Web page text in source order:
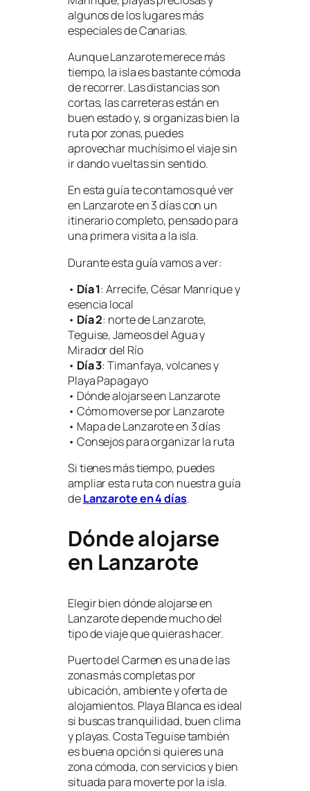
algunos de los lugares más
especiales de Canarias.
Aunque Lanzarote merece más
tiempo, la isla es bastante cómoda
de recorrer. Las distancias son
cortas, las carreteras están en
buen estado y, si organizas bien la
ruta por zonas, puedes
aprovechar muchísimo el viaje sin
ir dando vueltas sin sentido.
En esta guía te contamos qué ver
en Lanzarote en 3 días con un
itinerario completo, pensado para
una primera visita a la isla.
Durante esta guía vamos a ver:
• Día 1: Arrecife, César Manrique y
esencia local
• Día 2: norte de Lanzarote,
Teguise, Jameos del Agua y
Mirador del Río
• Día 3: Timanfaya, volcanes y
Playa Papagayo
• Dónde alojarse en Lanzarote
• Cómo moverse por Lanzarote
• Mapa de Lanzarote en 3 días
• Consejos para organizar la ruta
Si tienes más tiempo, puedes
ampliar esta ruta con nuestra guía
deLanzarote en 4 días.
Dónde alojarse
en Lanzarote
Elegir bien dónde alojarse en
Lanzarote depende mucho del
tipo de viaje que quieras hacer.
Puerto del Carmen es una de las
zonas más completas por
ubicación, ambiente y oferta de
alojamientos. Playa Blanca es ideal
si buscas tranquilidad, buen clima
y playas. Costa Teguise también
es buena opción si quieres una
zona cómoda, con servicios y bien
situada para moverte por la isla.